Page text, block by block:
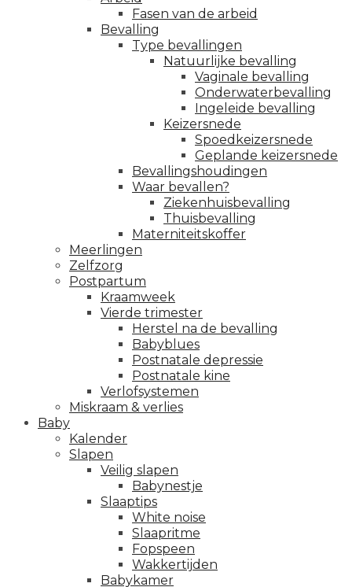
Fasen van de arbeid
Bevalling
Type bevallingen
Natuurlijke bevalling
Vaginale bevalling
Onderwaterbevalling
Ingeleide bevalling
Keizersnede
Spoedkeizersnede
Geplande keizersnede
Bevallingshoudingen
Waar bevallen?
Ziekenhuisbevalling
Thuisbevalling
Materniteitskoffer
Meerlingen
Zelfzorg
Postpartum
Kraamweek
Vierde trimester
Herstel na de bevalling
Babyblues
Postnatale depressie
Postnatale kine
Verlofsystemen
Miskraam & verlies
Baby
Kalender
Slapen
Veilig slapen
Babynestje
Slaaptips
White noise
Slaapritme
Fopspeen
Wakkertijden
Babykamer